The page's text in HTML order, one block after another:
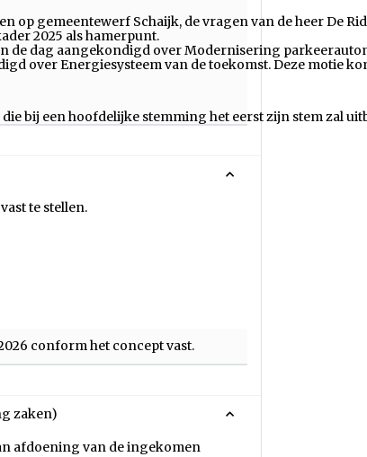
op gemeentewerf Schaijk, de vragen van de heer
2025 als hamerpunt.
de dag aangekondigd over Modernisering
over Energiesysteem van de toekomst. Deze motie
bij een hoofdelijke stemming het eerst zijn stem zal
te stellen.
conform het concept vast.
zaken)
afdoening van de ingekomen